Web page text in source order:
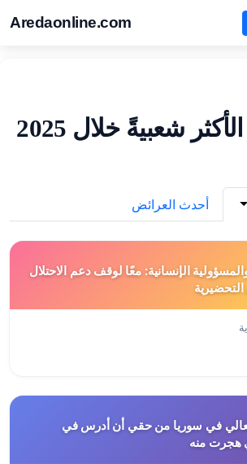
Aredaonline.com
الالتماسات الأكثر شعبيةً خلال 2025
أحدث العرائض
الإنسانية: معًا لوقف دعم الاحتلال
العالي في سوريا من حقي أن أدرس في
هجرت منه